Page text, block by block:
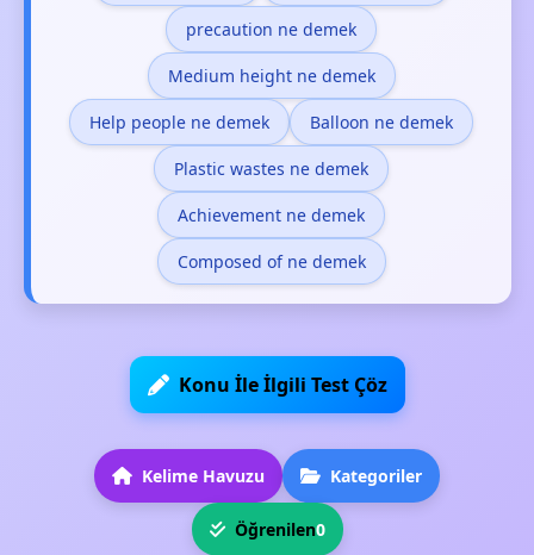
precaution ne demek
Medium height ne demek
Help people ne demek Balloon ne demek
Plastic wastes ne demek
Achievement ne demek
Composed of ne demek
Konu İle İlgili Test Çöz
Kelime Havuzu Kategoriler
Öğrenilen0